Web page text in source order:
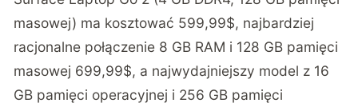
masowej) ma kosztować 599,99$, najbardziej
racjonalne połączenie 8 GB RAM i 128 GB pamięci
masowej 699,99$, a najwydajniejszy model z 16
GB pamięci operacyjnej i 256 GB pamięci